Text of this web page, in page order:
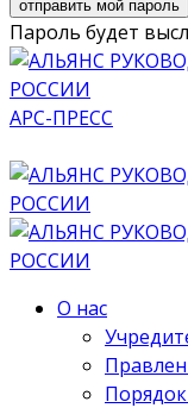
Пароль будет
АРС-ПРЕСС
О нас